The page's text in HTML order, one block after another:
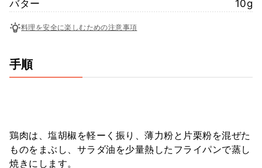
バター
10g
料理を安全に楽しむための注意事項
手順
鶏肉は、塩胡椒を軽ーく振り、薄力粉と片栗粉を混ぜた
ものをまぶし、サラダ油を少量熱したフライパンで蒸し
焼きにします。